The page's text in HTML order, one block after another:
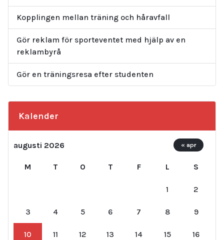
Kopplingen mellan träning och håravfall
Gör reklam för sporteventet med hjälp av en
reklambyrå
Gör en träningsresa efter studenten
Kalender
augusti 2026
M T O T F L S
1 2
3 4 5 6 7 8 9
10 11 12 13 14 15 16
« apr